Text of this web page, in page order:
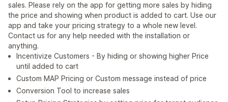
sales. Please rely on the app for getting more sales by hiding
the price and showing when product is added to cart. Use our
app and take your pricing strategy to a whole new level.
Contact us for any help needed with the installation or
anything.
Incentivize Customers - By hiding or showing higher Price
until added to cart
Custom MAP Pricing or Custom message instead of price
Conversion Tool to increase sales